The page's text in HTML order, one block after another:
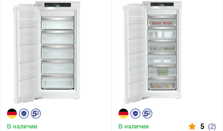
В наличии В наличии 5 (2)